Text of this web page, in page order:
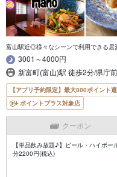
富山駅近◎様々なシーンで利用できる居
3001～4000円
新富町(富山)駅 徒歩2分/県庁
【アプリ予約限定】最大800ポイント
ポイントプラス対象店
クーポン
【単品飲み放題♪】ビール・ハイボ
分2200円(税込)